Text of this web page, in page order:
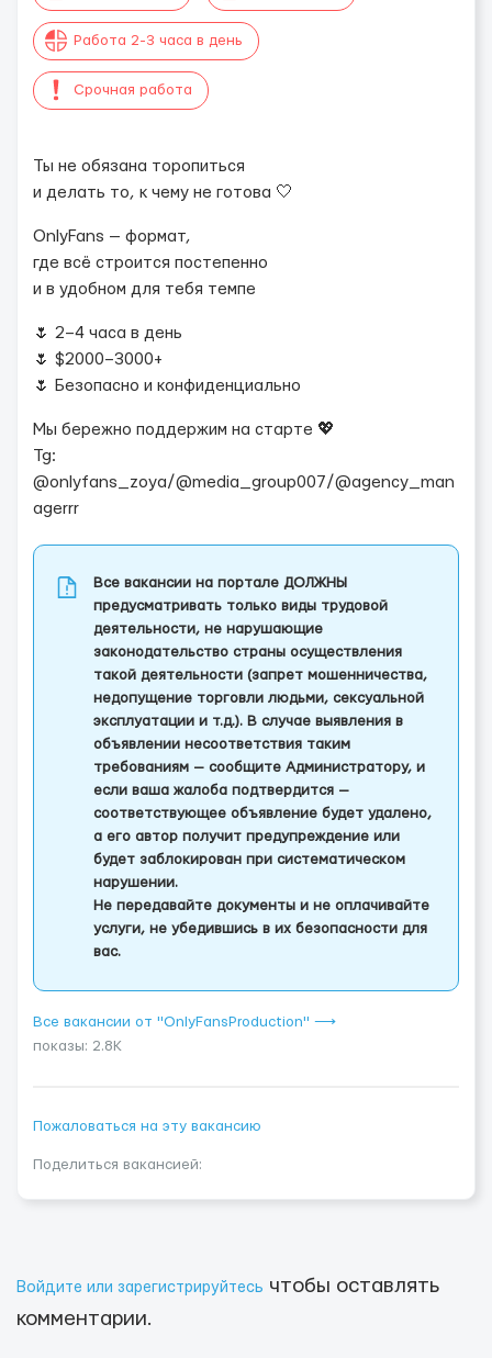
Работа 2-3 часа в день
Срочная работа
Ты не обязана торопиться
и делать то, к чему не готова 🤍
OnlyFans — формат,
где всё строится постепенно
и в удобном для тебя темпе
🌷 2–4 часа в день
🌷 $2000–3000+
🌷 Безопасно и конфиденциально
Мы бережно поддержим на старте 💖
Tg:
@onlyfans_zoya/@media_group007/@agency_man
agerrr
Все вакансии на портале ДОЛЖНЫ
предусматривать только виды трудовой
деятельности, не нарушающие
законодательство страны осуществления
такой деятельности (запрет мошенничества,
недопущение торговли людьми, сексуальной
эксплуатации и т.д.). В случае выявления в
объявлении несоответствия таким
требованиям — сообщите Администратору, и
если ваша жалоба подтвердится —
соответствующее объявление будет удалено,
а его автор получит предупреждение или
будет заблокирован при систематическом
нарушении.
Не передавайте документы и не оплачивайте
услуги, не убедившись в их безопасности для
вас.
Все вакансии от "OnlyFansProduction" ⟶
показы: 2.8K
Пожаловаться на эту вакансию
Поделиться вакансией:
Войдите или зарегистрируйтесь чтобы оставлять
комментарии.